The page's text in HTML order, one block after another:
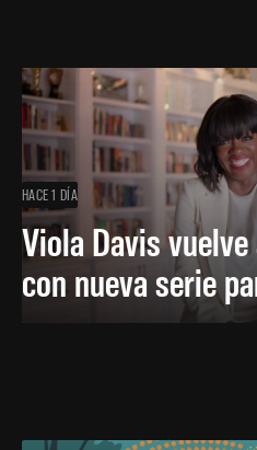
HACE 1 DÍA
Viola Davis
con nueva serie